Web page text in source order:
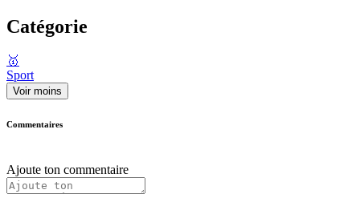
Catégorie
🥇
Sport
Voir moins
Commentaires
Ajoute ton commentaire